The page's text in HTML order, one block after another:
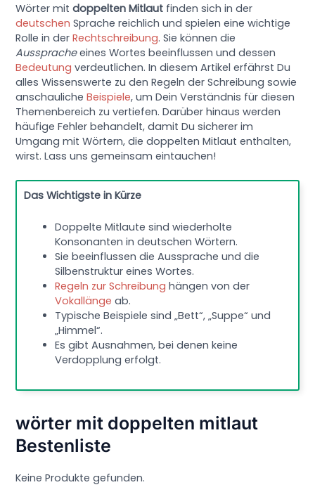
Wörter mitdoppelten Mitlaut finden sich in der
deutschen Sprache reichlich und spielen eine wichtige
Rolle in derRechtschreibung. Sie können die
Ausspracheeines Wortes beeinflussen und dessen
Bedeutung verdeutlichen. In diesem Artikel erfährst Du
alles Wissenswerte zu den Regeln der Schreibung sowie
anschaulicheBeispiele, um Dein Verständnis für diesen
Themenbereich zu vertiefen. Darüber hinaus werden
häufige Fehler behandelt, damit Du sicherer im
Umgang mit Wörtern, die doppelten Mitlaut enthalten,
wirst. Lass uns gemeinsam eintauchen!
Das Wichtigste in Kürze
Doppelte Mitlaute sind wiederholte
Konsonanten in deutschen Wörtern.
Sie beeinflussen die Aussprache und die
Silbenstruktur eines Wortes.
Regeln zur Schreibung hängen von der
Vokallänge ab.
Typische Beispiele sind „Bett“, „Suppe“ und
„Himmel“.
Es gibt Ausnahmen, bei denen keine
Verdopplung erfolgt.
wörter mit doppelten mitlaut
Bestenliste
Keine Produkte gefunden.